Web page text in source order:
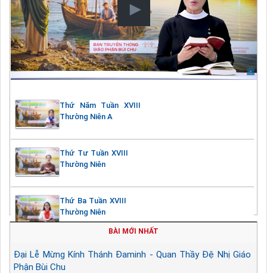
Thứ Năm Tuần XVIII
Thường Niên A
Thứ Tư Tuần XVIII
Thường Niên
Thứ Ba Tuần XVIII
Thường Niên
BÀI MỚI NHẤT
Đại Lễ Mừng Kính Thánh Đaminh - Quan Thầy Đệ Nhị Giáo
Phận Bùi Chu